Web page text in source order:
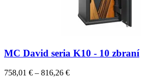
MC David seria K10 - 10 zbraní
758,01 € – 816,26 €